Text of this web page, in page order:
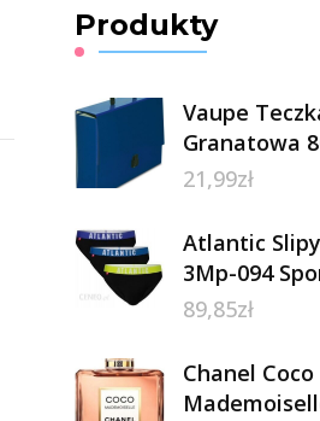
Produkty
Vaupe
Granatowa
21,99zł
Atlantic
3Mp-094
89,85zł
Chanel Coco